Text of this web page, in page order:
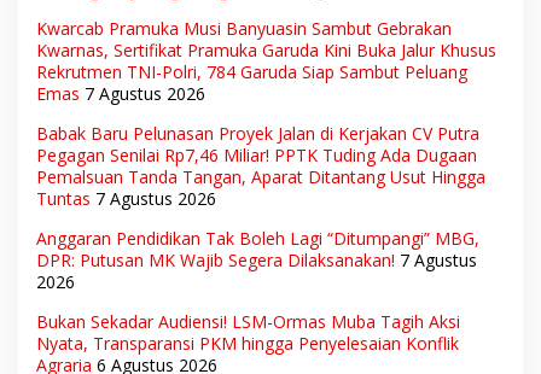
Kwarcab Pramuka Musi Banyuasin Sambut Gebrakan
Kwarnas, Sertifikat Pramuka Garuda Kini Buka Jalur Khusus
Rekrutmen TNI-Polri, 784 Garuda Siap Sambut Peluang
Emas 7 Agustus 2026
Babak Baru Pelunasan Proyek Jalan di Kerjakan CV Putra
Pegagan Senilai Rp7,46 Miliar! PPTK Tuding Ada Dugaan
Pemalsuan Tanda Tangan, Aparat Ditantang Usut Hingga
Tuntas 7 Agustus 2026
Anggaran Pendidikan Tak Boleh Lagi “Ditumpangi” MBG,
DPR: Putusan MK Wajib Segera Dilaksanakan! 7 Agustus
2026
Bukan Sekadar Audiensi! LSM-Ormas Muba Tagih Aksi
Nyata, Transparansi PKM hingga Penyelesaian Konflik
Agraria 6 Agustus 2026